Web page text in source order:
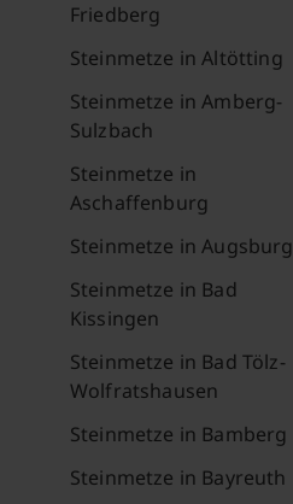
Friedberg
Steinmetze in Altötting
Steinmetze in Amberg-
Sulzbach
Steinmetze in
Aschaffenburg
Steinmetze in Augsburg
Steinmetze in Bad
Kissingen
Steinmetze in Bad Tölz-
Wolfratshausen
Steinmetze in Bamberg
Steinmetze in Bayreuth